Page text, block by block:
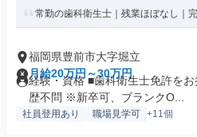
常勤の歯科衛生士｜残業ほぼなし｜
福岡県豊前市大字堀立
月給20万円～30万円
経験・資格 ■歯科衛生士免許を
歴不問 ※新卒可、ブランクO...
社員登用あり 職場見学可 +11個